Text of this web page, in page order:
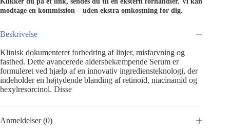
modtage en kommission – uden ekstra omkostning for dig.
Beskrivelse
Klinisk dokumenteret forbedring af linjer, misfarvning og
fasthed. Dette avancerede aldersbekæmpende Serum er
formuleret ved hjælp af en innovativ ingrediensteknologi, der
indeholder en højtydende blanding af retinoid, niacinamid og
hexylresorcinol. Disse
Anmeldelser (0)